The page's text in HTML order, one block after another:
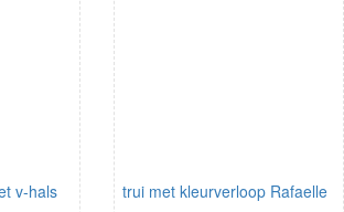
v-hals trui met kleurverloop Rafaelle